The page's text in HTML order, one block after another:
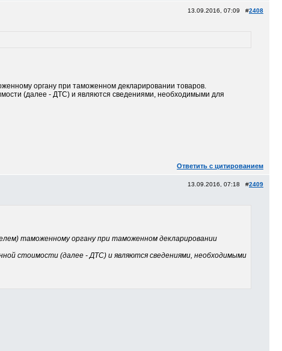
13.09.2016, 07:09 #2408
органу при таможенном декларировании товаров.
(далее - ДТС) и являются сведениями, необходимыми для
Ответить с цитированием
13.09.2016, 07:18 #2409
таможенному органу при таможенном декларировании
стоимости (далее - ДТС) и являются сведениями, необходимыми